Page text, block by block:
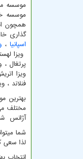
موسسه
همچون
گذاری
اسپانیا ،
ویزا
پرتغال ،
ویزا
فنلاند ،
بهترین
مختلف
آژانس
شما
لذا سعی